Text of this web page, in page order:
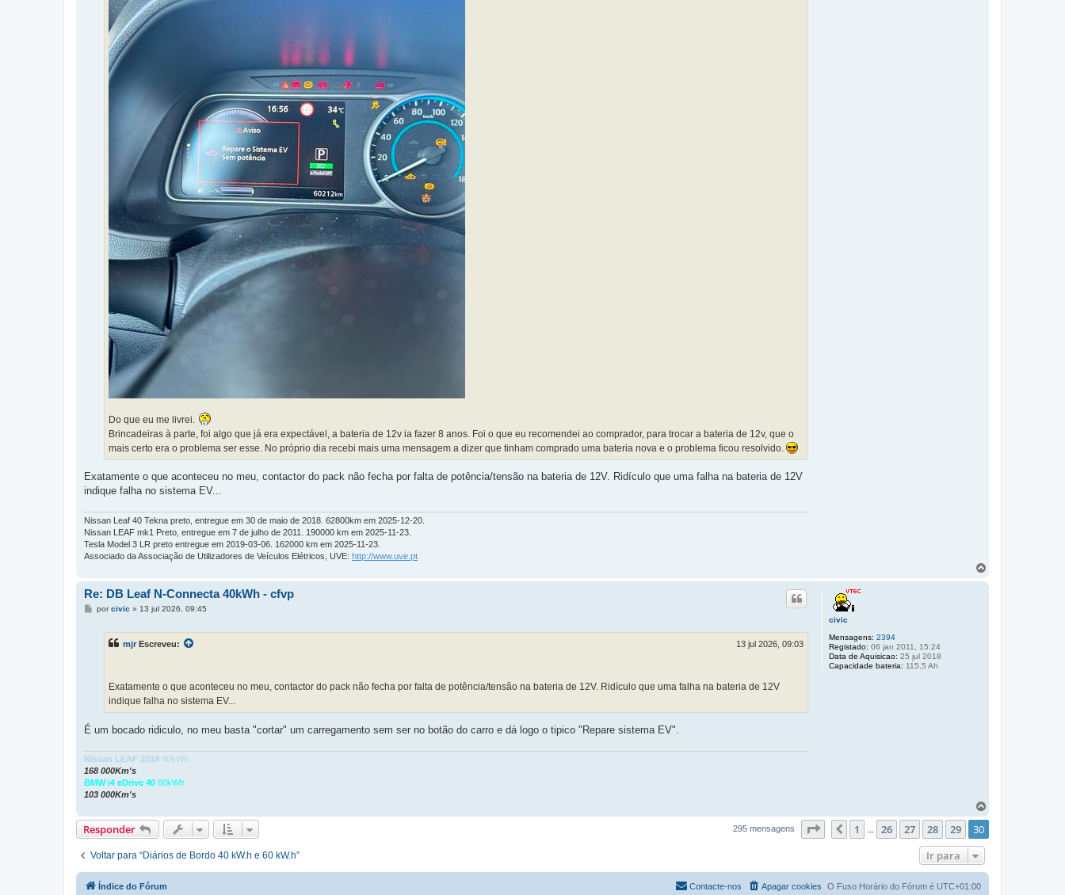
Do que eu me livrei.
Brincadeiras à parte, foi algo que já era expectável, a bateria de 12v ia fazer 8 anos. Foi o que eu recomendei ao comprador, para trocar a bateria de 12v, que o
mais certo era o problema ser esse. No próprio dia recebi mais uma mensagem a dizer que tinham comprado uma bateria nova e o problema ficou resolvido.
Exatamente o que aconteceu no meu, contactor do pack não fecha por falta de potência/tensão na bateria de 12V. Ridículo que uma falha na bateria de 12V
indique falha no sistema EV...
Nissan Leaf 40 Tekna preto, entregue em 30 de maio de 2018. 62800km em 2025-12-20.
Nissan LEAF mk1 Preto, entregue em 7 de julho de 2011. 190000 km em 2025-11-23.
Tesla Model 3 LR preto entregue em 2019-03-06. 162000 km em 2025-11-23.
Associado da Associação de Utilizadores de Veículos Elétricos, UVE: http://www.uve.pt
civic
Mensagens: 2394
Registado: 06 jan 2011, 15:24
Data de Aquisicao: 25 jul 2018
Capacidade bateria: 115,5 Ah
Re: DB Leaf N-Connecta 40kWh - cfvp
Mporcivic » 13 jul 2026, 09:45
mjr Escreveu: 13 jul 2026, 09:03
Exatamente o que aconteceu no meu, contactor do pack não fecha por falta de potência/tensão na bateria de 12V. Ridículo que uma falha na bateria de 12V
indique falha no sistema EV...
É um bocado ridiculo, no meu basta "cortar" um carregamento sem ser no botão do carro e dá logo o tipico "Repare sistema EV".
Nissan LEAF 2018 40kWh
168 000Km's
BMW i4 eDrive 40 80kWh
103 000Km's
o
Responder 295 mensagens Página30de30
Anterior
1 ... 26 27 28 29 30
Voltar para “Diários de Bordo 40 kW.h e 60 kW.h” Ir para
Índice do Fórum O Fuso Horário do Fórum é UTC+01:00
Apagar cookies
Contacte-nos